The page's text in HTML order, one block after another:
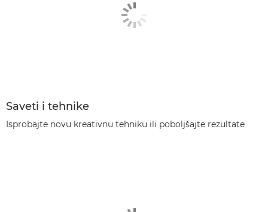
Saveti i tehnike
Isprobajte novu kreativnu tehniku ili poboljšajte rezultate